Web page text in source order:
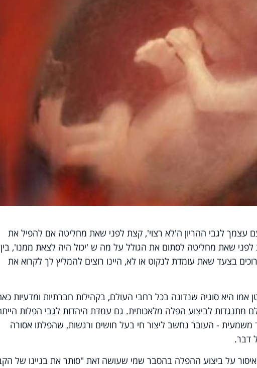
לגבי ההריון ה'לא רצוי', קצת לפני שאת מחליטה אם להפיל את
שאת מחליטה לסתום את הגולל על מה ש 'יכול היה לצאת ממנו',
בצעד שאת עומדת לנקוט או לא, היינו רוצים להמליץ לך לקרוא את
היא סוגיה שנדונה בכל רחבי העולם, בקהילות חברתיות ומדעיות
מתנגדות לביצוע הפלה מלאכותית. גם עמדת היהדות לגבי הפלות
- העובר נחשב ליצור חי בעל חושים ורגשות, שהפלתו אסורה
דבר.
על ביצוע ההפלה בהסבר שמי שעושה זאת "סותר את בניינו של